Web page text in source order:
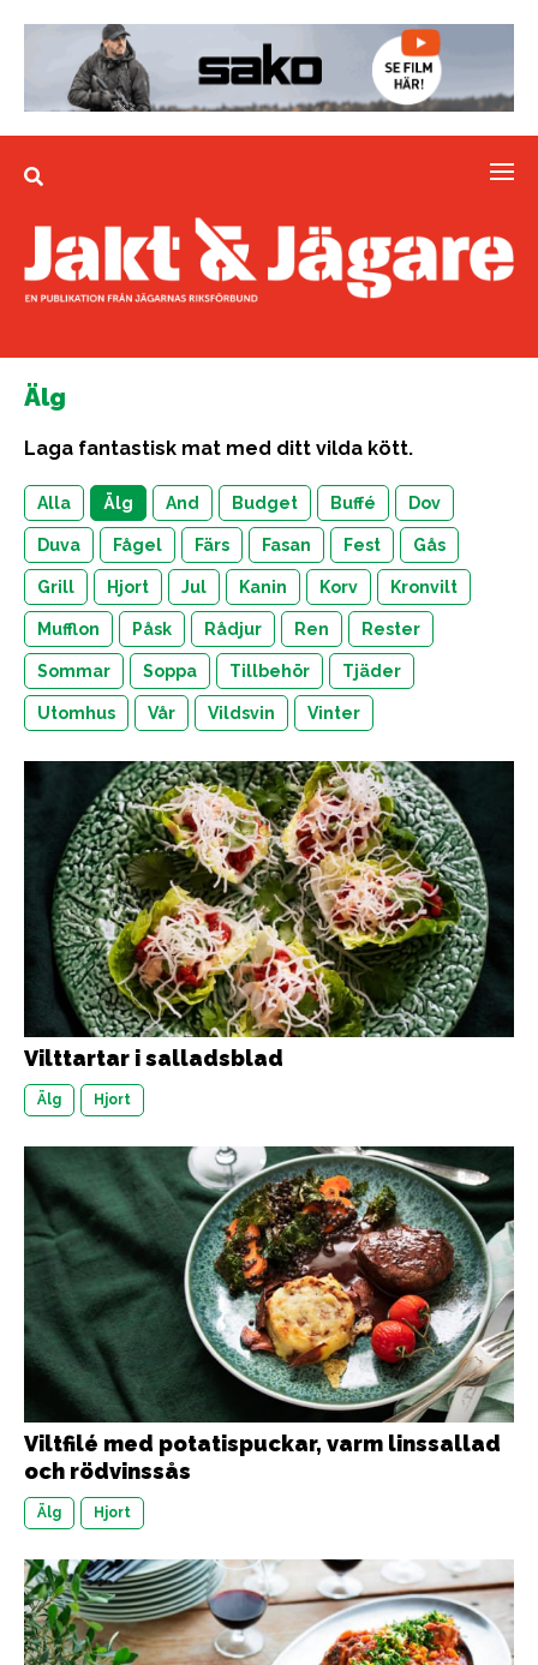
Älg
Laga fantastisk mat med ditt vilda kött.
Alla Älg And Budget Buffé Dov
Duva Fågel Färs Fasan Fest Gås
Grill Hjort Jul Kanin Korv Kronvilt
Mufflon Påsk Rådjur Ren Rester
Sommar Soppa Tillbehör Tjäder
Utomhus Vår Vildsvin Vinter
Vilttartar i salladsblad
Älg Hjort
Viltfilé med potatispuckar, varm linssallad
och rödvinssås
Älg Hjort